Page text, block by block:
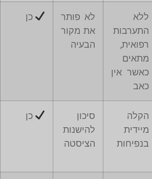
ללא
התערבות
רפואית,
מתאים
כאשר אין
כאב
לא פותר
את מקור
הבעיה
כן
הקלה
מיידית
בנפיחות
סיכון
להישנות
הציסטה
כן